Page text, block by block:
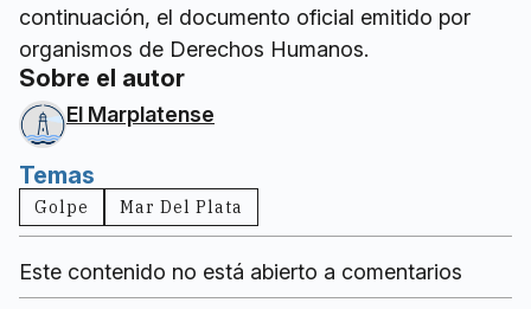
continuación, el documento oficial emitido por
organismos de Derechos Humanos.
Sobre el autor
El Marplatense
Temas
Golpe Mar Del Plata
Este contenido no está abierto a comentarios